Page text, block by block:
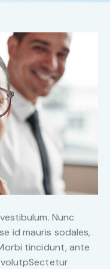
Nunc
id mauris sodales,
tincidunt, ante